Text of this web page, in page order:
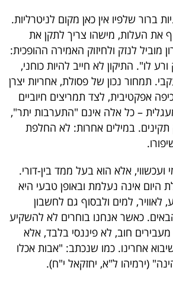
ברור שלפיו אין כאן מקום לניטרליות.
את העלות, מישהו צריך לתקן את
מוביל לנזק ולחיזוק האמירה ההופכית:
לו". התיקון לא חייב להיות כוחני,
תמחור נכון של פסולת, אחריות יצרן
אפקטיבית, לצד תמריצים חיוביים
– כל אלה אינם "התערבות יתר",
תקינים. במילים אחרות: לא החלפת
ועכשווי, אלא הוא בעל ממד בין-דורי.
היום אינה נעלמת ובאופן טבעי היא
למים ולבסוף גם לחשבון
כאשר אנחנו בוחרים לא להשקיע
חוב, לא פיננסי בלבד, אלא
אחרינו. כמו שנכתב: "אבות אכלו
(ירמיהו ל"א, יחזקאל י"ח).